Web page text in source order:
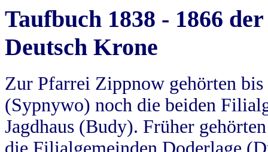
Taufbuch 1838 - 1866
Deutsch Krone
Zur Pfarrei Zippnow gehörten
(Sypnywo) noch die beiden
Jagdhaus (Budy). Früher